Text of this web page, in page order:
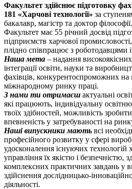
Факультет здійснює підготовку
181 «Харчові технології» за
бакалавр, магістр та доктор філософії.
Факультет має 55 річний досвід
підприємств харчової промисловості,
плідно співпрацює з роботодавцями і
Наша мета – надання
інтеграції освіти, науки та
фахівців, конкурентоспроможних на
міжнародному ринку праці.
З нами ти отримаєш актуальні
які працюють, індивідуальну
твоїх здібностей, можливість
впевненість у затребуваності на
Наші випускники мають всі
професійного розвитку у сфері
удосконалення існуючих технологій
управління їх якістю і безпечністю,
комплексних практичних завдань у
здійснення дослідницько-
діяльності.